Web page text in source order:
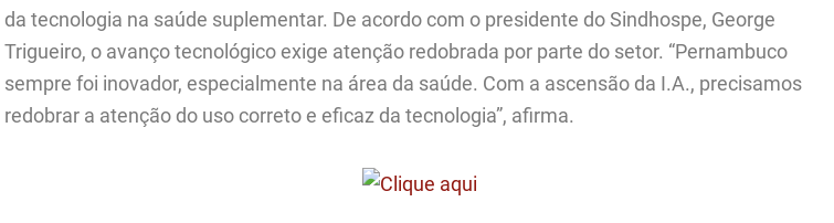
da tecnologia na saúde suplementar. De acordo com o presidente do Sindhospe, George
Trigueiro, o avanço tecnológico exige atenção redobrada por parte do setor. “Pernambuco
sempre foi inovador, especialmente na área da saúde. Com a ascensão da I.A., precisamos
redobrar a atenção do uso correto e eficaz da tecnologia”, afirma.